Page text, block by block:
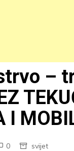
–
I
0 svijet